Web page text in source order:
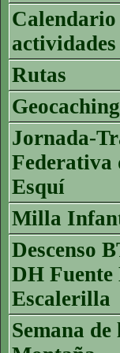
Calendario
actividades
Rutas
Geocaching
Jornada-
Federativa
Esquí
Milla
Descenso
DH Fuente
Escalerilla
Semana de